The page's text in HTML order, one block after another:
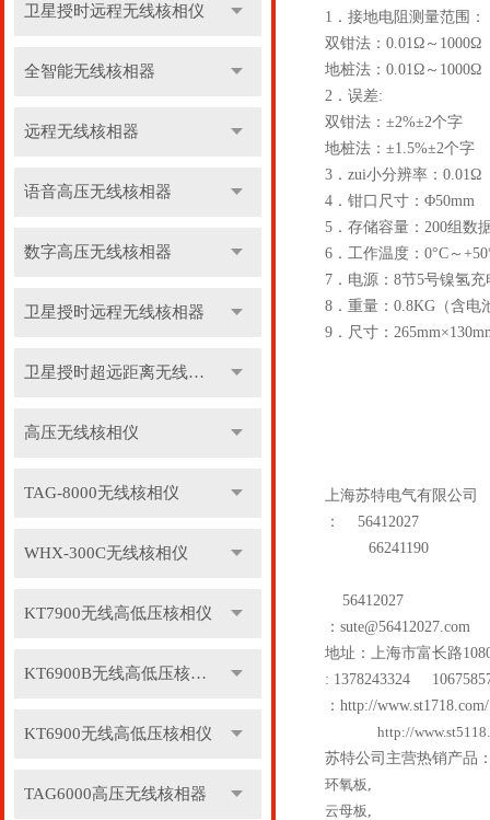
卫星授时远程无线核相仪
全智能无线核相器
远程无线核相器
语音高压无线核相器
数字高压无线核相器
卫星授时远程无线核相器
卫星授时超远距离无线核相器
高压无线核相仪
TAG-8000无线核相仪
WHX-300C无线核相仪
KT7900无线高低压核相仪
KT6900B无线高低压核相仪
KT6900无线高低压核相仪
TAG6000高压无线核相器
1．接地电阻测量范围：
双钳法：0.01Ω～1000Ω
地桩法：0.01Ω～1000Ω
2．误差:
双钳法：±2%±2个字
地桩法：±1.5%±2个字
3．zui小分辨率：0.01Ω
4．钳口尺寸：Φ50mm
5．存储容量：200组数
6．工作温度：0°C～
7．电源：8节5号镍氢
8．重量：0.8KG（含电
9．尺寸：
上海苏特电气有限公司
：
56412027
66241190
56412027
： sute@56412027.com
地址：上海市富长路
: 1378243324
： http://www.st1718.com/
http://
苏特公司主营热销产品
环氧板,
云母板,